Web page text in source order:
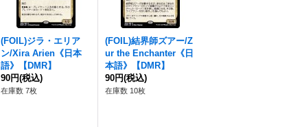
(FOIL)ジラ・エリア
ン/Xira Arien《日本
語》【DMR】
90円(税込)
在庫数 7枚
(FOIL)結界師ズアー/Z
ur the Enchanter《日
本語》【DMR】
90円(税込)
在庫数 10枚